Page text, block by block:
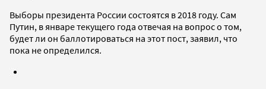
Выборы президента России состоятся в 2018 году. Сам
Путин, в январе текущего года отвечая на вопрос о том,
будет ли он баллотироваться на этот пост, заявил, что
пока не определился.